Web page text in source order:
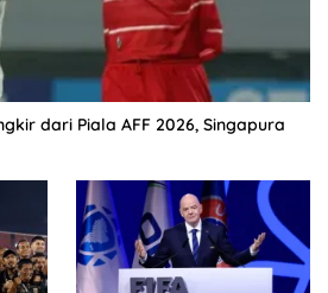
dari Piala AFF 2026, Singapura